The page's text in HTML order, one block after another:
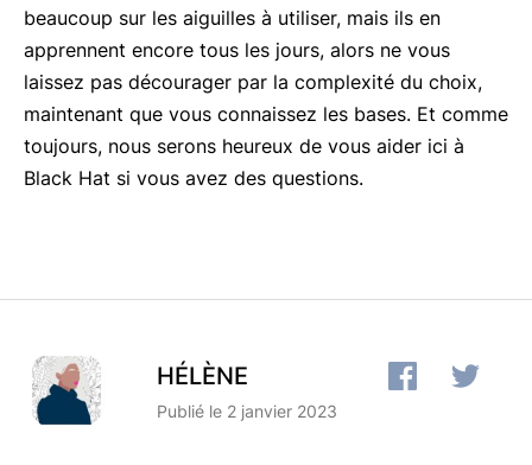
beaucoup sur les aiguilles à utiliser, mais ils en
apprennent encore tous les jours, alors ne vous
laissez pas décourager par la complexité du choix,
maintenant que vous connaissez les bases. Et comme
toujours, nous serons heureux de vous aider ici à
Black Hat si vous avez des questions.
HÉLÈNE
Publié le 2 janvier 2023